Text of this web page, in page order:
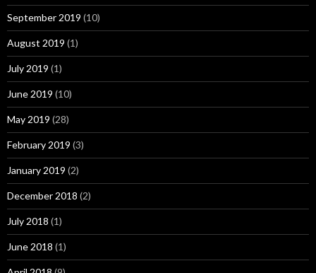
September 2019 (10)
August 2019 (1)
July 2019 (1)
June 2019 (10)
May 2019 (28)
February 2019 (3)
January 2019 (2)
December 2018 (2)
July 2018 (1)
June 2018 (1)